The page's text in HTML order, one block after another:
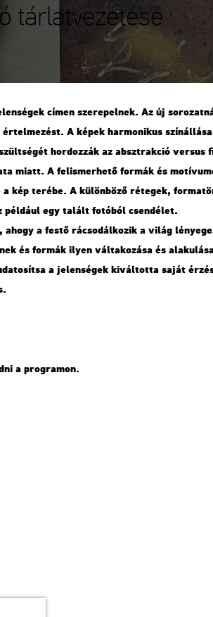
tárlatvezetése
címen sze­re­pel­nek. Az új
A képek har­mo­ni­kus
hor­doz­zák az abszt­rak­ció
miatt. A fel­is­mer­he­tő for­mák és
a kép te­ré­be. A kü­lön­bö­ző ré­te­gek,
pél­dá­ul egy ta­lált fo­tó­ból csend­élet.
a festő rá­cso­dál­ko­zik a világ
és for­mák ilyen vál­ta­ko­zá­sa és
a je­len­sé­gek ki­vál­tot­ta saját
a prog­ra­mon.